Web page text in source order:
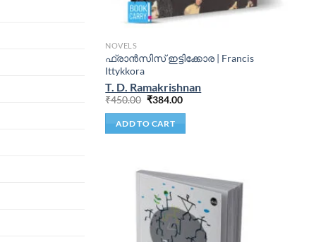
NOVELS
ഫ്രാന്‍സിസ് ഇട്ടിക്കോര | Francis
Ittykkora
T. D. Ramakrishnan
₹450.00 ₹384.00
ADD TO CART